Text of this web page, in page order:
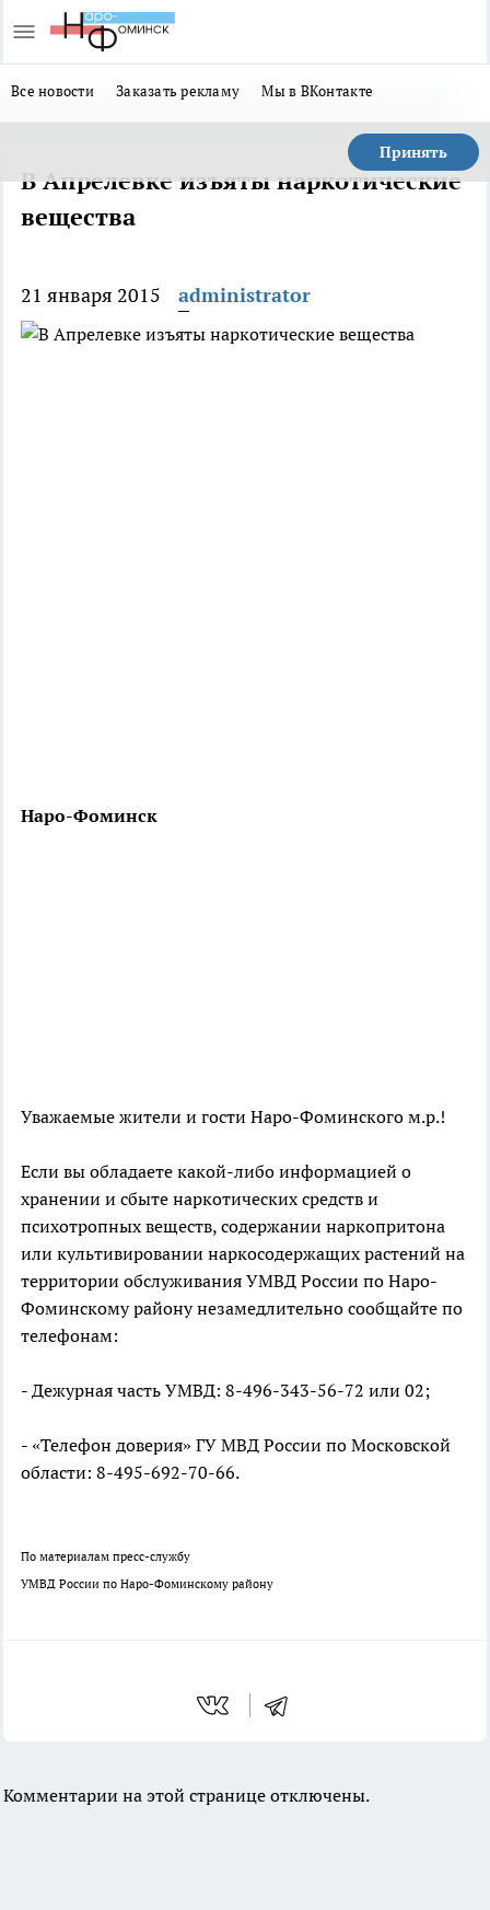
Все новости Заказать рекламу Мы в ВКонтакте
Принять
В Апрелевке изъяты наркотические
вещества
21 января 2015 administrator
Наро-Фоминск
Уважаемые жители и гости Наро-Фоминского м.р.!
Если вы обладаете какой-либо информацией о
хранении и сбыте наркотических средств и
психотропных веществ, содержании наркопритона
или культивировании наркосодержащих растений на
территории обслуживания УМВД России по Наро-
Фоминскому району незамедлительно сообщайте по
телефонам:
- Дежурная часть УМВД: 8-496-343-56-72 или 02;
- «Телефон доверия» ГУ МВД России по Московской
области: 8-495-692-70-66.
По материалам пресс-службу
УМВД России по Наро-Фоминскому району
Комментарии на этой странице отключены.